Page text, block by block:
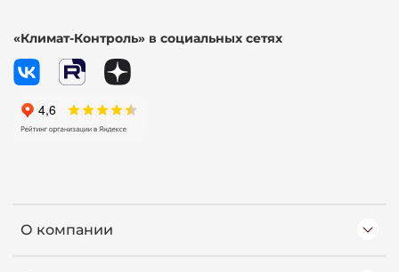
О компании
«Климат-Контроль» в социальных сетях